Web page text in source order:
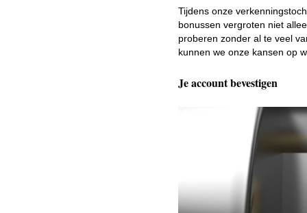
Tijdens onze
bonussen vergroten niet
proberen zonder al te veel
kunnen we onze kansen op
Je account bevestigen